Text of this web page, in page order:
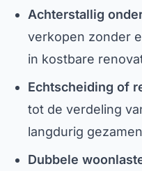
Achterstallig
verkopen zonder
in kostbare
Echtscheiding of
tot de verdeling
langdurig
Dubbele